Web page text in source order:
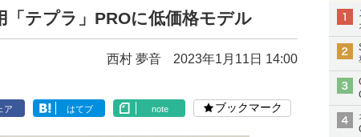
テプラ」PROに低価格モデル
西村 夢音 2023年1月11日 14:00
ア はてブ note ブックマーク